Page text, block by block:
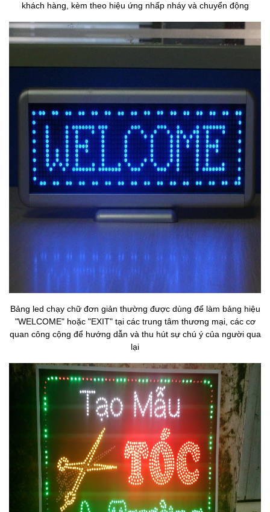
khách hàng, kèm theo hiệu ứng nhấp nháy và chuyển động
Bảng led chạy chữ đơn giản thường được dùng để làm bảng hiệu
"WELCOME" hoặc "EXIT" tại các trung tâm thương mại, các cơ
quan công cộng để hướng dẫn và thu hút sự chú ý của người qua
lại